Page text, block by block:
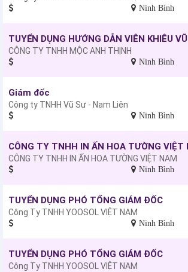
Ninh Bình
TUYỂN DỤNG HƯỚNG DẪN VIÊN KHIÊU VŨ
CÔNG TY TNHH MỘC ANH THỊNH
Ninh Bình
Giám đốc
Công ty TNHH Vũ Sư - Nam Liên
Ninh Bình
CÔNG TY TNHH IN ẤN HOA TƯỜNG VIỆT NAM
Ninh Bình
TUYỂN DỤNG PHÓ TỔNG GIÁM ĐỐC
Công Ty TNHH YOOSOL VIỆT NAM
Ninh Bình
TUYỂN DỤNG PHÓ TỔNG GIÁM ĐỐC
Công Ty TNHH YOOSOL VIỆT NAM